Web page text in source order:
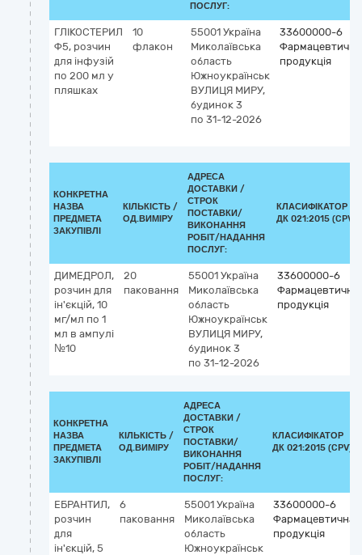
ПОСЛУГ:
ГЛІКОСТЕРИЛ
Ф5, розчин
для інфузій
по 200 мл у
пляшках
10
флакон
55001 Україна
Миколаївська
область
Южноукраїнськ
ВУЛИЦЯ МИРУ,
будинок 3
по 31-12-2026
33600000-6
Фармацевтична
продукція
КОНКРЕТНА
НАЗВА
ПРЕДМЕТА
ЗАКУПІВЛІ
КІЛЬКІСТЬ /
ОД.ВИМІРУ
АДРЕСА
ДОСТАВКИ /
СТРОК
ПОСТАВКИ/
ВИКОНАННЯ
РОБІТ/НАДАННЯ
ПОСЛУГ:
КЛАСИФІКАТОР
ДК 021:2015 (CPV)
ДИМЕДРОЛ,
розчин для
ін'єкцій, 10
мг/мл по 1
мл в ампулі
№10
20
паковання
55001 Україна
Миколаївська
область
Южноукраїнськ
ВУЛИЦЯ МИРУ,
будинок 3
по 31-12-2026
33600000-6
Фармацевтична
продукція
КОНКРЕТНА
НАЗВА
ПРЕДМЕТА
ЗАКУПІВЛІ
КІЛЬКІСТЬ /
ОД.ВИМІРУ
АДРЕСА
ДОСТАВКИ /
СТРОК
ПОСТАВКИ/
ВИКОНАННЯ
РОБІТ/НАДАННЯ
ПОСЛУГ:
КЛАСИФІКАТОР
ДК 021:2015 (CPV)
ЕБРАНТИЛ,
розчин
для
ін'єкцій, 5
6
паковання
55001 Україна
Миколаївська
область
Южноукраїнськ
33600000-6
Фармацевтична
продукція